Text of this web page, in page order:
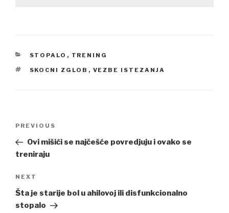
CATEGORIES
STOPALO , TRENING
TAGS
SKOCNI ZGLOB , VEZBE ISTEZANJA
Previous
Post
PREVIOUS
Ovi mišići se najčešće povredjuju i ovako se
treniraju
Next
Post
NEXT
Šta je starije bol u ahilovoj ili disfunkcionalno
stopalo